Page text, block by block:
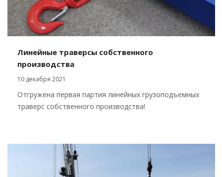
Линейные траверсы собственного
производства
10 декабря 2021
Отгружена первая партия линейных грузоподъемных
траверс собственного производства!